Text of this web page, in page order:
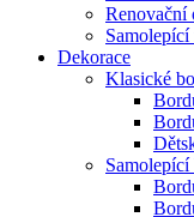
Renovační
Dekorace
Klasické